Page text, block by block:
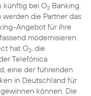
künftig bei O2Banking.
werden die Partner das
Angebot für ihre
modernisieren.
hat O2, die
Telefónica
eine der führenden
in Deutschland für
können. Die